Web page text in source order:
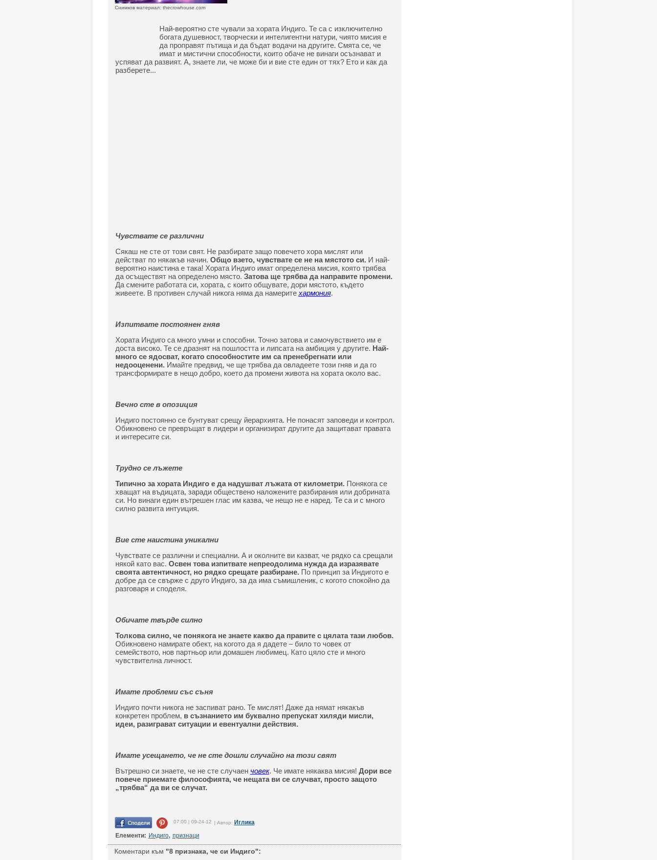
Снимков материал: thecrowhouse.com
Най-вероятно сте чували за хората Индиго. Те са с изключително
богата душевност, творчески и интелигентни натури, чиято мисия е
да проправят пътища и да бъдат водачи на другите. Смята се, че
имат и мистични способности, които обаче не винаги осъзнават и
успяват да развият. А, знаете ли, че може би и вие сте един от тях? Ето и как да
разберете...
Чувствате се различни
Сякаш не сте от този свят. Не разбирате защо повечето хора мислят или
действат по някакъв начин. Общо взето, чувствате се не на мястото си. И най-
вероятно наистина е така! Хората Индиго имат определена мисия, която трябва
да осъществят на определено място. Затова ще трябва да направите промени.
Да смените работата си, хората, с които общувате, дори мястото, където
живеете. В противен случай никога няма да намерите хармония.
Изпитвате постоянен гняв
Хората Индиго са много умни и способни. Точно затова и самочувствието им е
доста високо. Те се дразнят на пошлостта и липсата на амбиция у другите. Най-
много се ядосват, когато способностите им са пренебрегнати или
недооценени.Имайте предвид, че ще трябва да овладеете този гняв и да го
трансформирате в нещо добро, което да промени живота на хората около вас.
Вечно сте в опозиция
Индиго постоянно се бунтуват срещу йерархията. Не понасят заповеди и контрол.
Обикновено се превръщат в лидери и организират другите да защитават правата
и интересите си.
Трудно се лъжете
Типично за хората Индиго е да надушват лъжата от километри. Понякога се
хващат на въдицата, заради обществено наложените разбирания или добрината
си. Но винаги един вътрешен глас им казва, че нещо не е наред. Те са и с много
силно развита интуиция.
Вие сте наистина уникални
Чувствате се различни и специални. А и околните ви казват, че рядко са срещали
някой като вас. Освен това изпитвате непреодолима нужда да изразявате
своята автентичност, но рядко срещате разбиране. По принцип за Индигото е
добре да се свърже с друго Индиго, за да има съмишленик, с когото спокойно да
разговаря и споделя.
Обичате твърде силно
Толкова силно, че понякога не знаете какво да правите с цялата тази любов.
Обикновено намирате обект, на когото да я дадете – било то човек от
семейството, нов партньор или домашен любимец. Като цяло сте и много
чувствителна личност.
Имате проблеми със съня
Индиго почти никога не заспиват рано. Те мислят! Даже да нямат някакъв
конкретен проблем, в съзнанието им буквално препускат хиляди мисли,
идеи, разиграват ситуации и евентуални действия.
Имате усещането, че не сте дошли случайно на този свят
Вътрешно си знаете, че не сте случаен човек. Че имате някаква мисия! Дори все
повече приемате философията, че нещата ви се случват, просто защото
„трябва“ да ви се случат.
07:00 | 09-24-12 | Автор: Иглика
Елементи: Индиго, признаци
Коментари към "8 признака, че си Индиго":